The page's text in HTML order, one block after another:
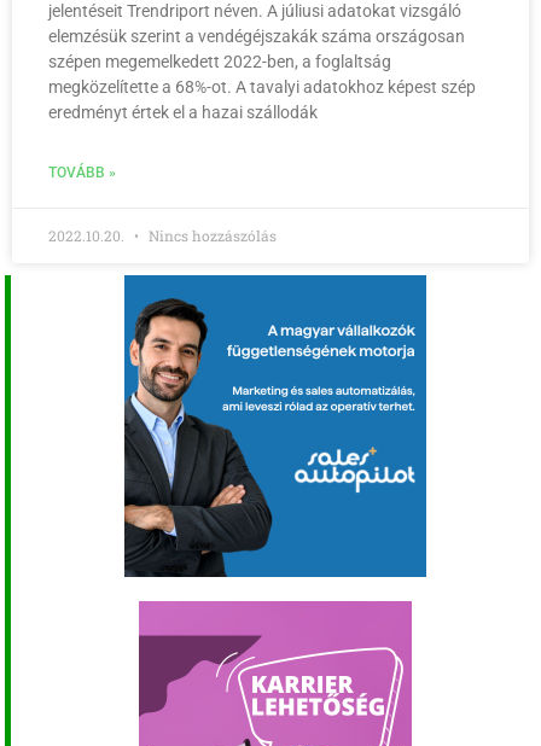
jelentéseit Trendriport néven. A júliusi adatokat vizsgáló
elemzésük szerint a vendégéjszakák száma országosan
szépen megemelkedett 2022-ben, a foglaltság
megközelítette a 68%-ot. A tavalyi adatokhoz képest szép
eredményt értek el a hazai szállodák
TOVÁBB »
2022.10.20. Nincs hozzászólás